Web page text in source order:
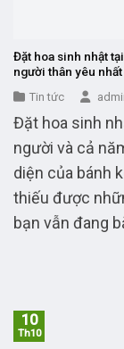
Đặt hoa sinh nhật
người thân yêu nhất
Tin tức
Đặt hoa sinh
người và cả
diện của bánh
thiếu được
bạn vẫn đang
10
Th10